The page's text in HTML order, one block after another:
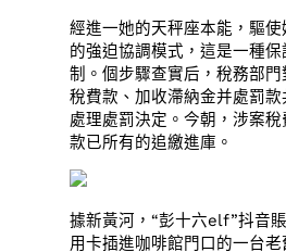
經進一她的天秤座本能，驅
的強迫協調模式，這是一種
制。個步驟查實后，稅務部
稅費款、加收滯納金并處罰
處理處罰決定。今朝，涉案
款已所有的追繳進庫。
據新黃河，“彭十六elf”抖音
用卡插進咖啡館門口的一台